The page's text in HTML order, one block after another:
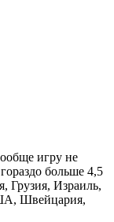
игру не
больше 4,5
Грузия, Израиль,
Швейцария,